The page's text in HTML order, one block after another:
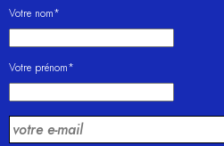
Votre nom*
Votre prénom*